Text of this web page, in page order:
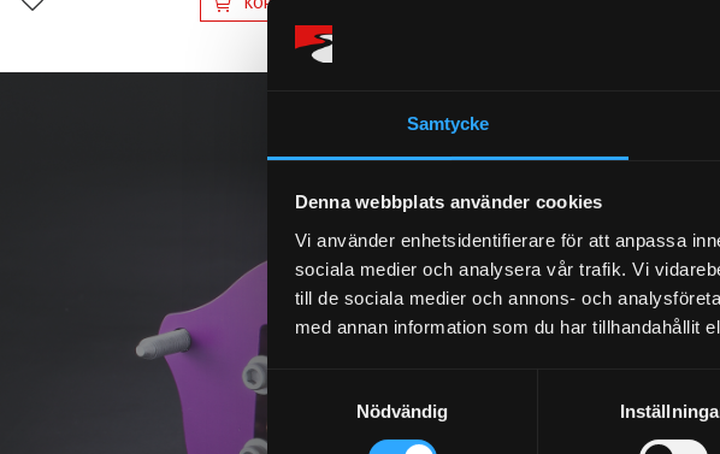
Samtycke
Denna webbplats använder cookies
Vi använder enhetsidentifierare för att anpassa
sociala medier och analysera vår trafik. Vi
till de sociala medier och annons- och
med annan information som du har tillhandahållit
m
Nödvändig
Lägg till i favoriter
Dina